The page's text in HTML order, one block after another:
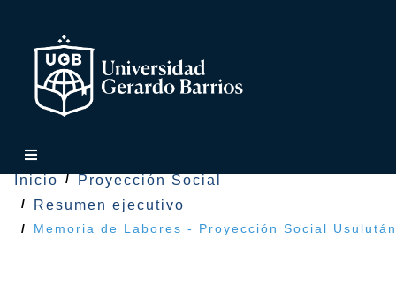
Inicio
Proyección Social
Resumen ejecutivo
Memoria de Labores - Proyección Social